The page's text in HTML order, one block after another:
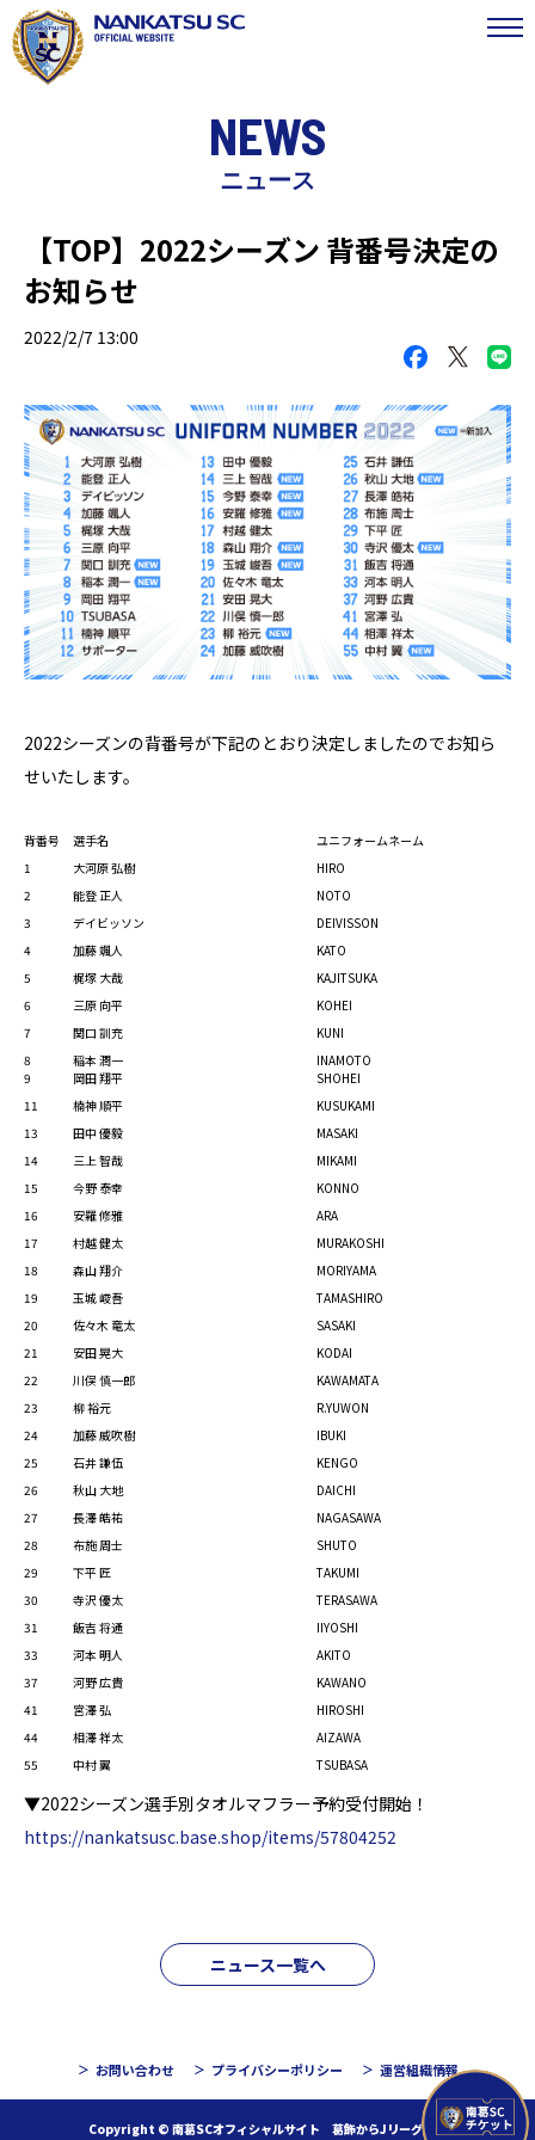
NEWS
ニュース
【TOP】2022シーズン 背番号決定の
お知らせ
2022/2/7 13:00
2022シーズンの背番号が下記のとおり決定しましたのでお知ら
せいたします。
背番号 選手名
ユニフォームネーム
1
大河原 弘樹
HIRO
2
能登 正人
NOTO
3
デイビッソン
DEIVISSON
4
加藤 颯人
KATO
5
梶塚 大哉
KAJITSUKA
6
三原 向平
KOHEI
7
関口 訓充
KUNI
8
稲本 潤一
INAMOTO
9
岡田 翔平
SHOHEI
11
楠神 順平
KUSUKAMI
13
田中 優毅
MASAKI
14
三上 智哉
MIKAMI
15
今野 泰幸
KONNO
16
安羅 修雅
ARA
17
村越 健太
MURAKOSHI
18
森山 翔介
MORIYAMA
19
玉城 峻吾
TAMASHIRO
20
佐々木 竜太
SASAKI
21
安田 晃大
KODAI
22
川俣 慎一郎
KAWAMATA
23
柳 裕元
R.YUWON
24
加藤 威吹樹
IBUKI
25
石井 謙伍
KENGO
26
秋山 大地
DAICHI
27
長澤 皓祐
NAGASAWA
28
布施 周士
SHUTO
29
下平 匠
TAKUMI
30
寺沢 優太
TERASAWA
31
飯吉 将通
IIYOSHI
33
河本 明人
AKITO
37
河野 広貴
KAWANO
41
宮澤 弘
HIROSHI
44
相澤 祥太
AIZAWA
55
中村 翼 TSUBASA
▼2022シーズン選手別タオルマフラー予約受付開始！
https://nankatsusc.base.shop/items/57804252
ニュース一覧へ
お問い合わせ プライバシーポリシー 運営組織情報
Copyright © 南葛SCオフィシャルサイト 葛飾からJリーグへ！